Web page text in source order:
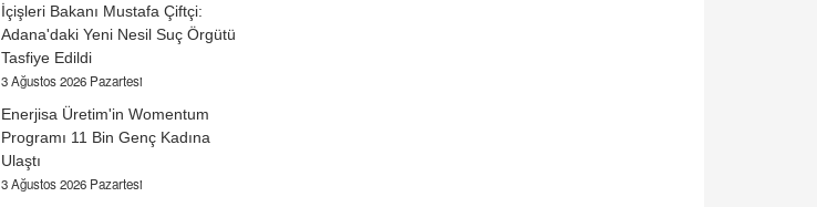
İçişleri Bakanı Mustafa Çiftçi:
Adana'daki Yeni Nesil Suç Örgütü
Tasfiye Edildi
3 Ağustos 2026 Pazartesi
Enerjisa Üretim'in Womentum
Programı 11 Bin Genç Kadına
Ulaştı
3 Ağustos 2026 Pazartesi